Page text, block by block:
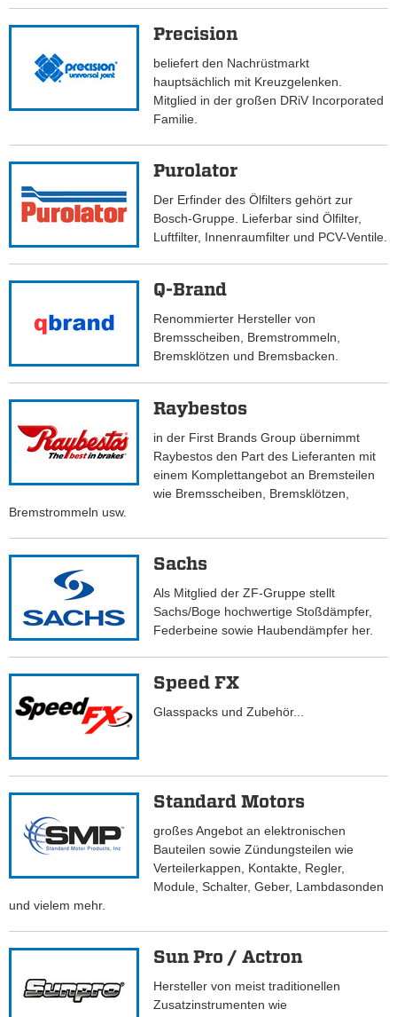
Precision
beliefert den Nachrüstmarkt
hauptsächlich mit Kreuzgelenken.
Mitglied in der großen DRiV Incorporated
Familie.
Purolator
Der Erfinder des Ölfilters gehört zur
Bosch-Gruppe. Lieferbar sind Ölfilter,
Luftfilter, Innenraumfilter und PCV-Ventile.
Q-Brand
Renommierter Hersteller von
Bremsscheiben, Bremstrommeln,
Bremsklötzen und Bremsbacken.
Raybestos
in der First Brands Group übernimmt
Raybestos den Part des Lieferanten mit
einem Komplettangebot an Bremsteilen
wie Bremsscheiben, Bremsklötzen,
Bremstrommeln usw.
Sachs
Als Mitglied der ZF-Gruppe stellt
Sachs/Boge hochwertige Stoßdämpfer,
Federbeine sowie Haubendämpfer her.
Speed FX
Glasspacks und Zubehör...
Standard Motors
großes Angebot an elektronischen
Bauteilen sowie Zündungsteilen wie
Verteilerkappen, Kontakte, Regler,
Module, Schalter, Geber, Lambdasonden
und vielem mehr.
Sun Pro / Actron
Hersteller von meist traditionellen
Zusatzinstrumenten wie